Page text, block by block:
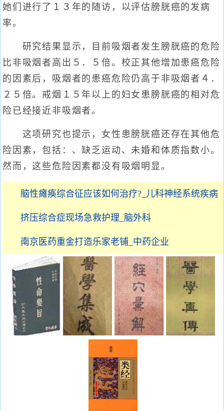
她们进行了１３年的随访，以评估膀胱癌的发病
率。
研究结果显示，目前吸烟者发生膀胱癌的危险
比非吸烟者高出５．５倍。校正其他增加患癌危险
的因素后，吸烟者的患癌危险仍高于非吸烟者４．
２５倍。戒烟１５年以上的妇女患膀胱癌的相对危
险已经接近非吸烟者。
这项研究也提示，女性患膀胱癌还存在其他危
险因素，包括：、缺乏运动、未婚和体质指数小。
然而，这些危险因素都没有吸烟明显。
脑性瘫痪综合征应该如何治疗?_儿科神经系统疾病
挤压综合症现场急救护理_脑外科
南京医药重金打造乐家老铺_中药企业